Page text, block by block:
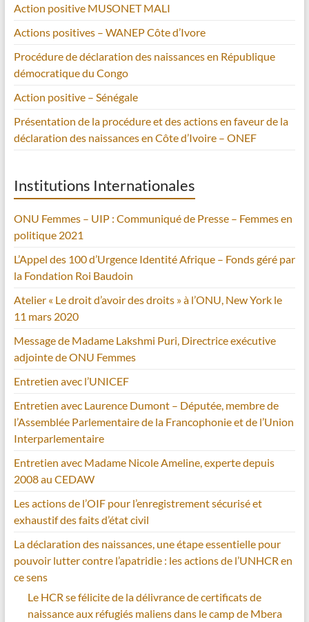
Action positive MUSONET MALI
Actions positives – WANEP Côte d’Ivore
Procédure de déclaration des naissances en République
démocratique du Congo
Action positive – Sénégale
Présentation de la procédure et des actions en faveur de la
déclaration des naissances en Côte d’Ivoire – ONEF
Institutions Internationales
ONU Femmes – UIP : Communiqué de Presse – Femmes en
politique 2021
L’Appel des 100 d’Urgence Identité Afrique – Fonds géré par
la Fondation Roi Baudoin
Atelier « Le droit d’avoir des droits » à l’ONU, New York le
11 mars 2020
Message de Madame Lakshmi Puri, Directrice exécutive
adjointe de ONU Femmes
Entretien avec l’UNICEF
Entretien avec Laurence Dumont – Députée, membre de
l’Assemblée Parlementaire de la Francophonie et de l’Union
Interparlementaire
Entretien avec Madame Nicole Ameline, experte depuis
2008 au CEDAW
Les actions de l’OIF pour l’enregistrement sécurisé et
exhaustif des faits d’état civil
La déclaration des naissances, une étape essentielle pour
pouvoir lutter contre l’apatridie : les actions de l’UNHCR en
ce sens
Le HCR se félicite de la délivrance de certificats de
naissance aux réfugiés maliens dans le camp de Mbera